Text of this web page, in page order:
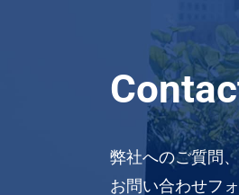
弊社へのご質問
お問い合わせフ